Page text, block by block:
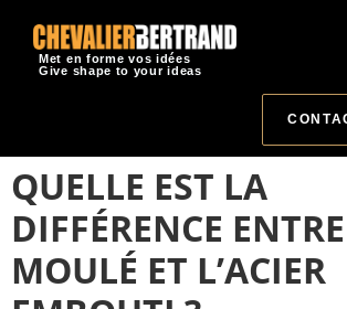
Met en forme vos idées
Give shape to your ideas
QUELLE EST LA
DIFFÉRENCE
MOULÉ ET L’ACIER